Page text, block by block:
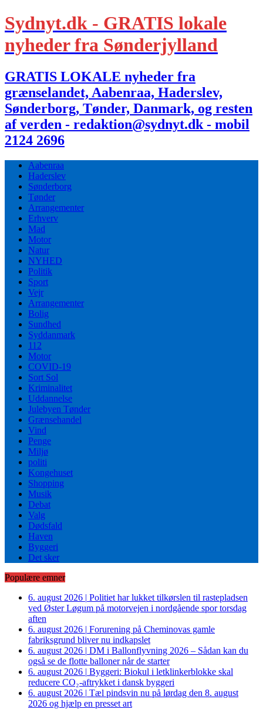
Sydnyt.dk - GRATIS lokale
nyheder fra Sønderjylland
GRATIS LOKALE nyheder fra
grænselandet, Aabenraa, Haderslev,
Sønderborg, Tønder, Danmark, og resten
af verden - redaktion@sydnyt.dk - mobil
2124 2696
Aabenraa
Haderslev
Sønderborg
Tønder
Arrangementer
Erhverv
Mad
Motor
Natur
NYHED
Politik
Sport
Vejr
Arrangementer
Bolig
Sundhed
Syddanmark
112
Motor
COVID-19
Sort Sol
Kriminalitet
Uddannelse
Julebyen Tønder
Grænsehandel
Vind
Penge
Miljø
politi
Kongehuset
Shopping
Musik
Debat
Valg
Dødsfald
Haven
Byggeri
Det sker
Populære emner
6. august 2026 | Politiet har lukket tilkørslen til rastepladsen
ved Øster Løgum på motorvejen i nordgående spor torsdag
aften
6. august 2026 | Forurening på Cheminovas gamle
fabriksgrund bliver nu indkapslet
6. august 2026 | DM i Ballonflyvning 2026 – Sådan kan du
også se de flotte balloner når de starter
6. august 2026 | Byggeri: Biokul i letklinkerblokke skal
reducere CO₂-aftrykket i dansk byggeri
6. august 2026 | Tæl pindsvin nu på lørdag den 8. august
2026 og hjælp en presset art